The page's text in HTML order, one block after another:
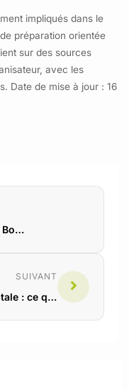
impliqués dans le
préparation orientée
sur des sources
avec les
Date de mise à jour : 16
Açaï Bowl Antioxydant : Boost Matinal Sain
SUIVANT
HIIT et santé mentale : ce que dit vraiment la science